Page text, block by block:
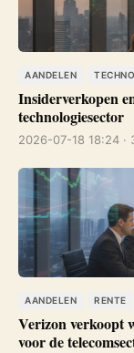
AANDELEN
Insiderverkopen
technologiesector
2026-07-18 18:24 ·
AANDELEN RENTE
Verizon verkoopt
voor de